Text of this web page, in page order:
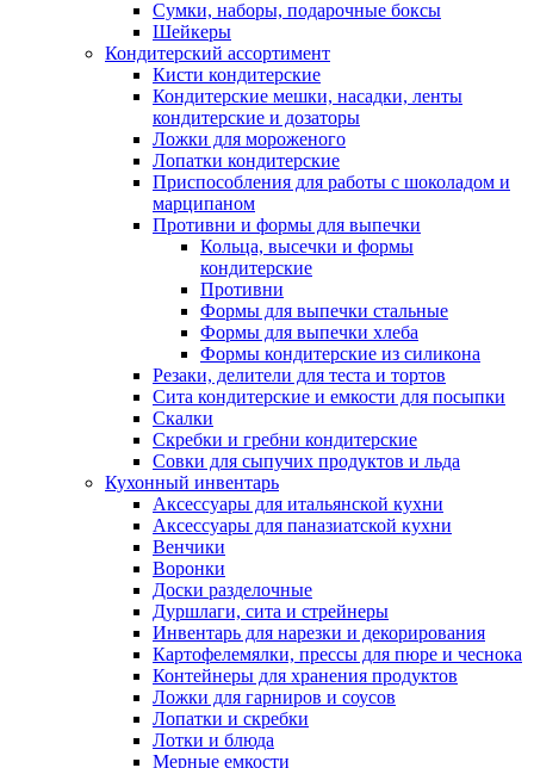
Сумки, наборы, подарочные боксы
Шейкеры
Кондитерский ассортимент
Кисти кондитерские
Кондитерские мешки, насадки, ленты
кондитерские и дозаторы
Ложки для мороженого
Лопатки кондитерские
Приспособления для работы с шоколадом и
марципаном
Противни и формы для выпечки
Кольца, высечки и формы
кондитерские
Противни
Формы для выпечки стальные
Формы для выпечки хлеба
Формы кондитерские из силикона
Резаки, делители для теста и тортов
Сита кондитерские и емкости для посыпки
Скалки
Скребки и гребни кондитерские
Совки для сыпучих продуктов и льда
Кухонный инвентарь
Аксессуары для итальянской кухни
Аксессуары для паназиатской кухни
Венчики
Воронки
Доски разделочные
Дуршлаги, сита и стрейнеры
Инвентарь для нарезки и декорирования
Картофелемялки, прессы для пюре и чеснока
Контейнеры для хранения продуктов
Ложки для гарниров и соусов
Лопатки и скребки
Лотки и блюда
Мерные емкости